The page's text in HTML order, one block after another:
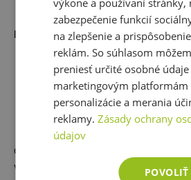
Mohlo by Vás zaujímať:
Nutrične
ktorý
doplní dávku bielkovín. Inšpirujte
vlastnú energiu zbalenú na cesty :)
výkone a používaní stránky,
zabezpečenie funkcií
na zlepšenie a
reklám. So súhlasom
preniesť určité osobné údaje
marketingovým platformám
personalizácie a merania
reklamy.Zásady ochrany
údajov
POVOLIŤ